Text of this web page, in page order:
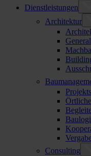
Dienstleistungen
Architektur
Consulting